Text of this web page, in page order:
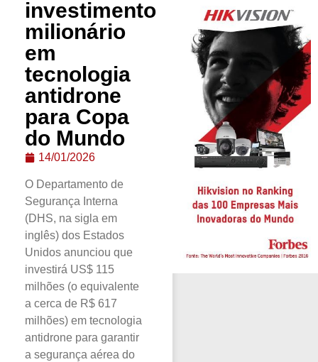
investimento
milionário
em
tecnologia
antidrone
para Copa
do Mundo
14/01/2026
O Departamento de
Segurança Interna
(DHS, na sigla em
inglês) dos Estados
Unidos anunciou que
investirá US$ 115
milhões (o equivalente
a cerca de R$ 617
milhões) em tecnologia
antidrone para garantir
a segurança aérea do